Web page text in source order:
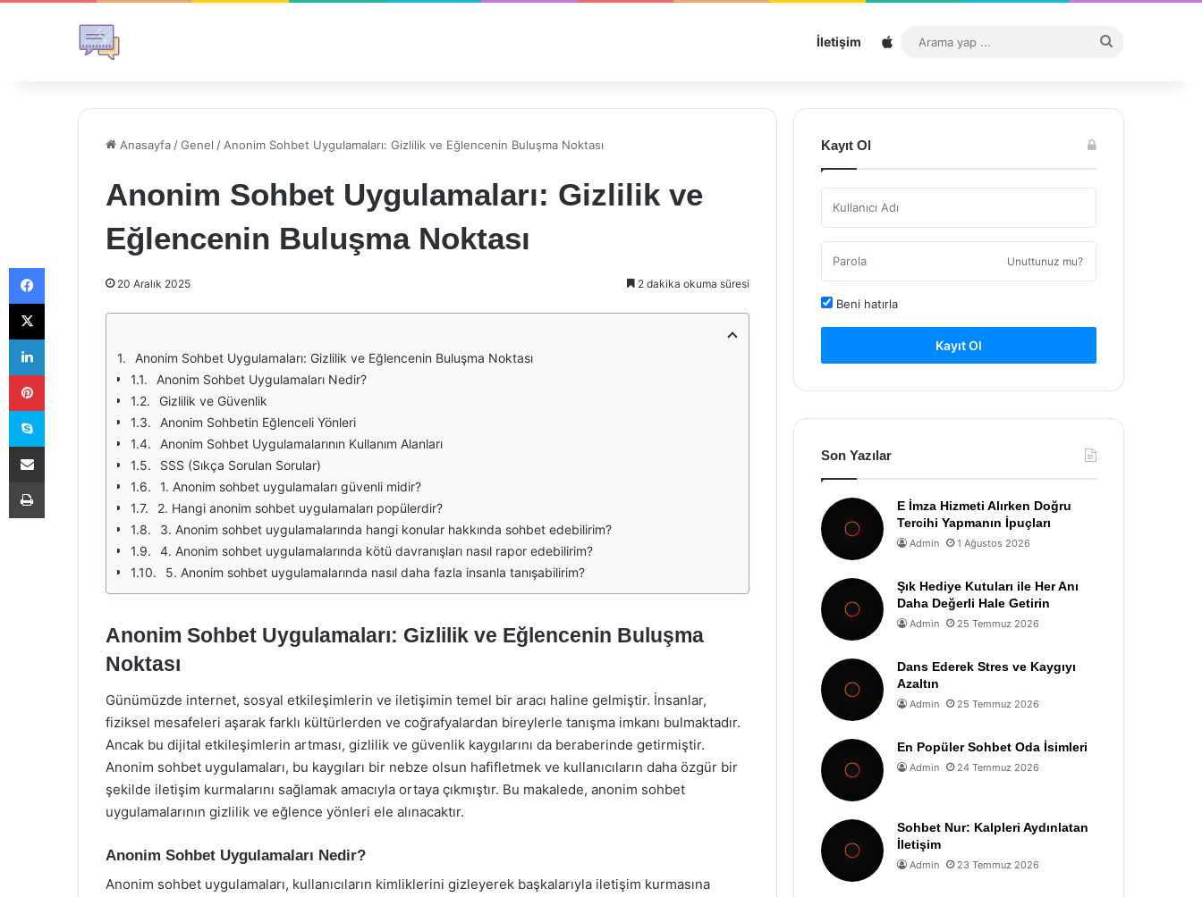
İletişim Sitemap
...
Anasayfa /Genel / Anonim Sohbet Uygulamaları: Gizlilik ve Eğlencenin Buluşma Noktası
Anonim Sohbet Uygulamaları: Gizlilik ve
Eğlencenin Buluşma Noktası
20 Aralık 2025 2 dakika okuma süresi
Anonim Sohbet Uygulamaları: Gizlilik ve Eğlencenin Buluşma Noktası
Anonim Sohbet Uygulamaları Nedir?
Gizlilik ve Güvenlik
Anonim Sohbetin Eğlenceli Yönleri
Anonim Sohbet Uygulamalarının Kullanım Alanları
SSS (Sıkça Sorulan Sorular)
1. Anonim sohbet uygulamaları güvenli midir?
2. Hangi anonim sohbet uygulamaları popülerdir?
3. Anonim sohbet uygulamalarında hangi konular hakkında sohbet edebilirim?
4. Anonim sohbet uygulamalarında kötü davranışları nasıl rapor edebilirim?
5. Anonim sohbet uygulamalarında nasıl daha fazla insanla tanışabilirim?
Anonim Sohbet Uygulamaları: Gizlilik ve Eğlencenin Buluşma
Noktası
Günümüzde internet, sosyal etkileşimlerin ve iletişimin temel bir aracı haline gelmiştir. İnsanlar,
fiziksel mesafeleri aşarak farklı kültürlerden ve coğrafyalardan bireylerle tanışma imkanı bulmaktadır.
Ancak bu dijital etkileşimlerin artması, gizlilik ve güvenlik kaygılarını da beraberinde getirmiştir.
Anonim sohbet uygulamaları, bu kaygıları bir nebze olsun hafifletmek ve kullanıcıların daha özgür bir
şekilde iletişim kurmalarını sağlamak amacıyla ortaya çıkmıştır. Bu makalede, anonim sohbet
uygulamalarının gizlilik ve eğlence yönleri ele alınacaktır.
Anonim Sohbet Uygulamaları Nedir?
Anonim sohbet uygulamaları, kullanıcıların kimliklerini gizleyerek başkalarıyla iletişim kurmasına
Kayıt Ol
Unuttunuz mu?
Beni hatırla
Kayıt Ol
Son Yazılar
E İmza Hizmeti Alırken Doğru
Tercihi Yapmanın İpuçları
Admin 1 Ağustos 2026
Şık Hediye Kutuları ile Her Anı
Daha Değerli Hale Getirin
Admin 25 Temmuz 2026
Dans Ederek Stres ve Kaygıyı
Azaltın
Admin 25 Temmuz 2026
En Popüler Sohbet Oda İsimleri
Admin 24 Temmuz 2026
Sohbet Nur: Kalpleri Aydınlatan
İletişim
Admin 23 Temmuz 2026
Facebook
X
LinkedIn
Pinterest
Skype
E-Posta ile paylaş